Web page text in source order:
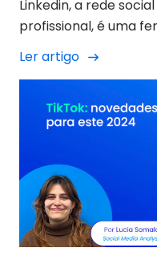
é importante
Linkedin, a rede
profissional, é uma
ligarmos à
e a potenciais
continuam a
milhões, um
800 dentro de alguns anos. A sua
promover o
empresas como
demonstrada. De
plataforma sugere
importante fazê-lo?
Ler artigo